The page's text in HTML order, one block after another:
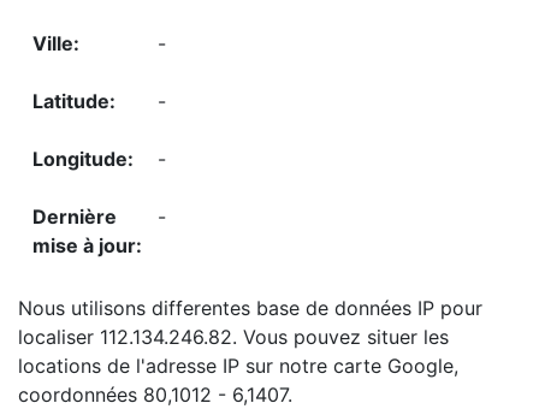
-
-
-
-
Nous utilisons differentes base de données IP pour
localiser 112.134.246.82. Vous pouvez situer les
locations de l'adresse IP sur notre carte Google,
coordonnées 80,1012 - 6,1407.